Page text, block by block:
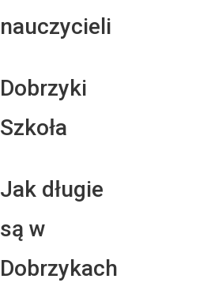
nauczycieli
Dobrzyki
Szkoła
Jak długie
są w
Dobrzykach